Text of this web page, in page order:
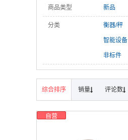
商品类型 新品
分类 衡器/秤
智能设备
非标件
综合排序 销量 评论数
自营